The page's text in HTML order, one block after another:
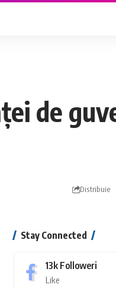
de
Distribuie
Stay Connected
13k Followeri
Like